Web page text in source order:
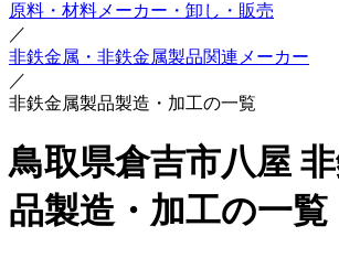
原料・材料メーカー・卸し・販売
／
非鉄金属・非鉄金属製品関連メーカー
／
非鉄金属製品製造・加工の一覧
鳥取県倉吉市八屋
品製造・加工の一覧